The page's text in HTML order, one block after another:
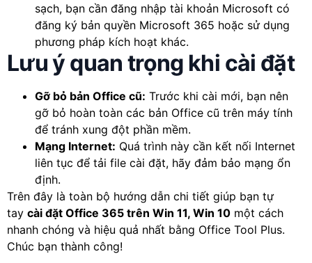
sạch, bạn cần đăng nhập tài khoản Microsoft có
đăng ký bản quyền Microsoft 365 hoặc sử dụng
phương pháp kích hoạt khác.
Lưu ý quan trọng khi cài đặt
Gỡ bỏ bản Office cũ: Trước khi cài mới, bạn nên
gỡ bỏ hoàn toàn các bản Office cũ trên máy tính
để tránh xung đột phần mềm.
Mạng Internet: Quá trình này cần kết nối Internet
liên tục để tải file cài đặt, hãy đảm bảo mạng ổn
định.
Trên đây là toàn bộ hướng dẫn chi tiết giúp bạn tự
tay cài đặt Office 365 trên Win 11, Win 10 một cách
nhanh chóng và hiệu quả nhất bằng Office Tool Plus.
Chúc bạn thành công!